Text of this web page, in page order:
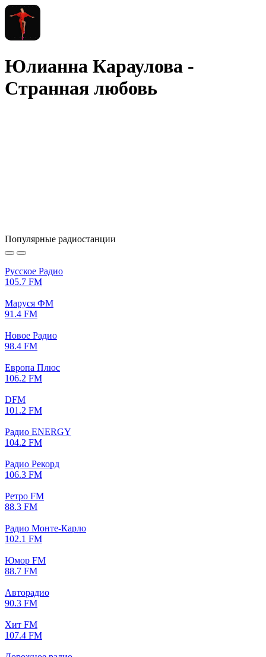
Юлианна Караулова -
Странная любовь
Популярные радиостанции
Русское Радио
105.7 FM
Маруся ФМ
91.4 FM
Новое Радио
98.4 FM
Европа Плюс
106.2 FM
DFM
101.2 FM
Радио ENERGY
104.2 FM
Радио Рекорд
106.3 FM
Ретро FM
88.3 FM
Радио Монте-Карло
102.1 FM
Юмор FM
88.7 FM
Авторадио
90.3 FM
Хит FM
107.4 FM